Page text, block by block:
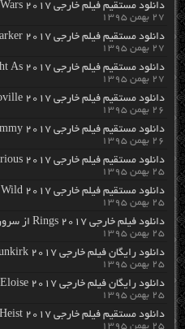
دانلود مستقیم فیلم خارجی Cross Wars 2017 از سرور سایت
۲۷ بهمن ۱۳۹۵
دانلود مستقیم فیلم خارجی Fifty Shades Darker 2017 از سرور سایت
۲۷ بهمن ۱۳۹۵
دانلود مستقیم فیلم خارجی From Straight As 2017 از سرور سایت
۲۷ بهمن ۱۳۹۵
دانلود مستقیم فیلم خارجی Zeroville 2017 از سرور سایت
۲۶ بهمن ۱۳۹۵
دانلود مستقیم فیلم خارجی The Mummy 2017 از سرور سایت
۲۶ بهمن ۱۳۹۵
دانلود مستقیم فیلم خارجی The Fate of the Furious 2017 از سرور سایت
۲۵ بهمن ۱۳۹۵
دانلود مستقیم فیلم خارجی Running Wild 2017 از سرور سایت
۲۵ بهمن ۱۳۹۵
دانلود فیلم خارجی Rings 2017 از سرور سایت
۲۵ بهمن ۱۳۹۵
دانلود رایگان فیلم خارجی Dunkirk 2017 با لینک مستقیم
۲۵ بهمن ۱۳۹۵
دانلود رایگان فیلم خارجی Eloise 2017 با لینک مستقیم
۲۵ بهمن ۱۳۹۵
دانلود مستقیم فیلم خارجی Essex Heist 2017 از سرور سایت
۲۵ بهمن ۱۳۹۵